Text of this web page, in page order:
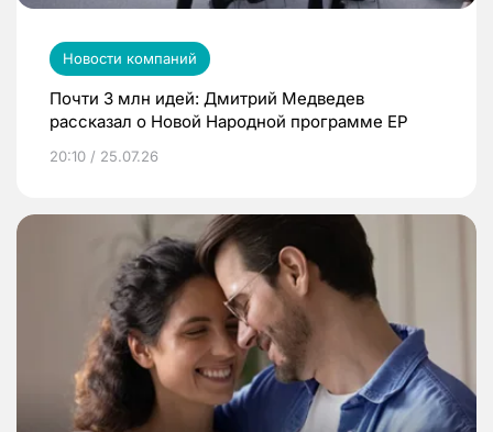
Новости компаний
Почти 3 млн идей: Дмитрий Медведев
рассказал о Новой Народной программе ЕР
20:10 / 25.07.26